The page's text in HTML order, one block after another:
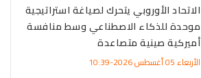
الاتحاد الأوروبي يتحرك لصياغة استراتيجية
موحدة للذكاء الاصطناعي وسط منافسة
أميركية صينية متصاعدة
الأربعاء 05 أغسطس 2026-10:39